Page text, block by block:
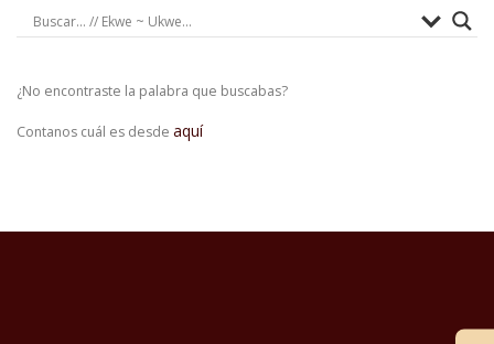
¿No encontraste la palabra que buscabas?
Contanos cuál es desde aquí